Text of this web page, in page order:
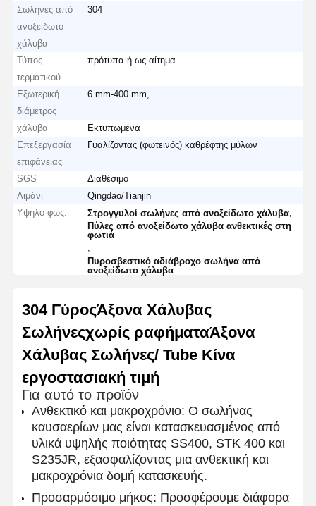
Σωλήνες από
ανοξείδωτο
χάλυβα
304
Τύπος
τερματικού
πρότυπα ή ως αίτημα
Εξωτερική
διάμετρος
6 mm-400 mm,
χάλυβα
Εκτυπωμένα
Επεξεργασία
επιφάνειας
Γυαλίζοντας (φωτεινός) καθρέφτης μύλων
SGS
Διαθέσιμο
Λιμάνι
Qingdao/Tianjin
Υψηλό φως:
Στρογγυλοί σωλήνες από ανοξείδωτο χάλυβα
Πύλες από ανοξείδωτο χάλυβα ανθεκτικές στη
φωτιά
Πυροσβεστικό αδιάβροχο σωλήνα από
ανοξείδωτο χάλυβα
304 ΓύροςΆξονα Χάλυβας
Σωλήνεςχωρίς ραφήματαΆξονα
Χάλυβας Σωλήνες/ Tube Κίνα
εργοστασιακή τιμή
Για αυτό το προϊόν
Ανθεκτικό και μακροχρόνιο: Ο σωλήνας
καυσαερίων μας είναι κατασκευασμένος από
υλικά υψηλής ποιότητας SS400, STK 400 και
S235JR, εξασφαλίζοντας μια ανθεκτική και
μακροχρόνια δομή κατασκευής.
Προσαρμόσιμο μήκος: Προσφέρουμε διάφορα